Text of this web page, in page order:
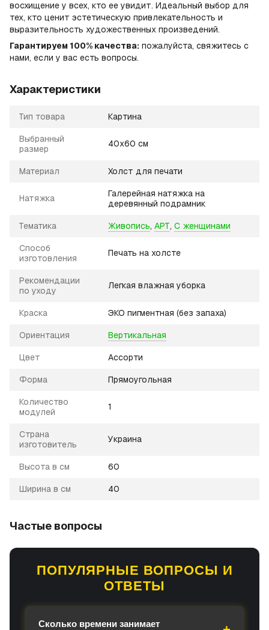
восхищение у всех, кто ее увидит. Идеальный выбор для
тех, кто ценит эстетическую привлекательность и
выразительность художественных произведений.
Гарантируем 100% качества: пожалуйста, свяжитесь с
нами, если у вас есть вопросы.
Характеристики
Тип товара Картина
Выбранный
размер
40х60 см
Материал Холст для печати
Натяжка
Галерейная натяжка на
деревянный подрамник
Тематика Живопись, АРТ, С женщинами
Способ
изготовления
Печать на холсте
Рекомендации
по уходу
Легкая влажная уборка
Краска ЭКО пигментная (без запаха)
Ориентация Вертикальная
Цвет Ассорти
Форма Прямоугольная
Количество
модулей
1
Страна
изготовитель
Украина
Высота в см 60
Ширина в см 40
Частые вопросы
ПОПУЛЯРНЫЕ ВОПРОСЫ И
ОТВЕТЫ
Сколько времени занимает